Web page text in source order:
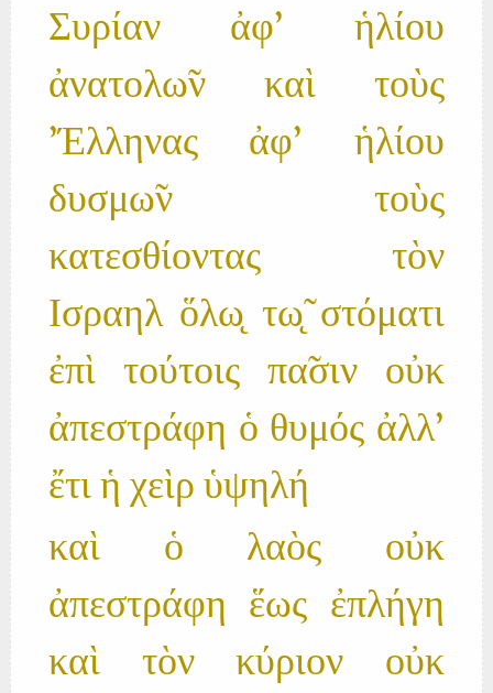
Συρίαν ἀφ' ἡλίου
ἀνατολω̃ν καὶ τοὺς
'Έλληνας ἀφ' ἡλίου
δυσμω̃ν τοὺς
κατεσθίοντας τὸν
Ισραηλ ὅλω̨ τω̨̃ στόματι
ἐπὶ τούτοις πα̃σιν οὐκ
ἀπεστράφη ὁ θυμός ἀλλ'
ἔτι ἡ χεὶρ ὑψηλή
καὶ ὁ λαὸς οὐκ
ἀπεστράφη ἕως ἐπλήγη
καὶ τὸν κύριον οὐκ